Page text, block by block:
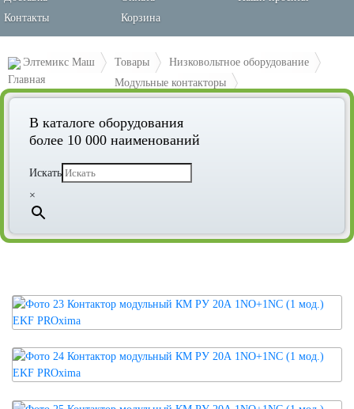
Контакты
Корзина
Элтемикс Маш Товары
Низковольтное оборудование
Модульные контакторы
Контактор модульный КМ РУ 20А 1NO+1NC (1 мод.) EKF PROxima
В каталоге оборудования
более 10 000 наименований
Искать
×